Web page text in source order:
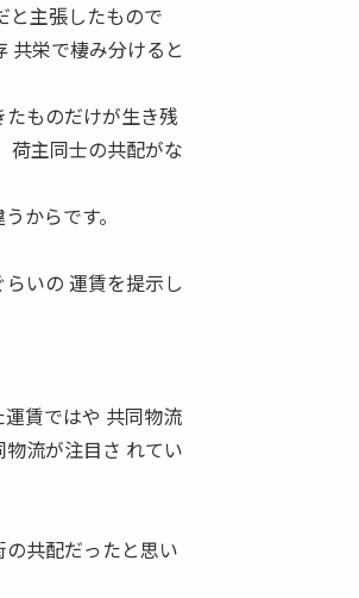
と主張したもので
栄で棲み分けると
ものだけが生き残
主同士の共配がな
からです。
いの 運賃を提示し
賃ではや 共同物流
流が注目さ れてい
共配だったと思い